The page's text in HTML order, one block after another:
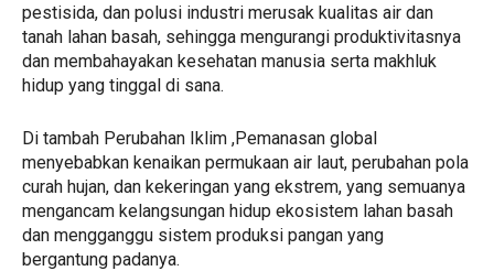
pestisida, dan polusi industri merusak kualitas air dan
tanah lahan basah, sehingga mengurangi produktivitasnya
dan membahayakan kesehatan manusia serta makhluk
hidup yang tinggal di sana.
Di tambah Perubahan Iklim ,Pemanasan global
menyebabkan kenaikan permukaan air laut, perubahan pola
curah hujan, dan kekeringan yang ekstrem, yang semuanya
mengancam kelangsungan hidup ekosistem lahan basah
dan mengganggu sistem produksi pangan yang
bergantung padanya.